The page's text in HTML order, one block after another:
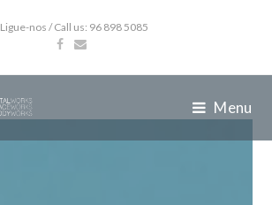
Ligue-nos / Call us: 96 898 5085
Menu